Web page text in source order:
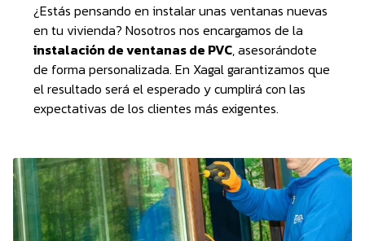
¿Estás pensando en instalar unas ventanas nuevas
en tu vivienda? Nosotros nos encargamos de la
instalación de ventanas de PVC, asesorándote
de forma personalizada. En Xagal garantizamos que
el resultado será el esperado y cumplirá con las
expectativas de los clientes más exigentes.